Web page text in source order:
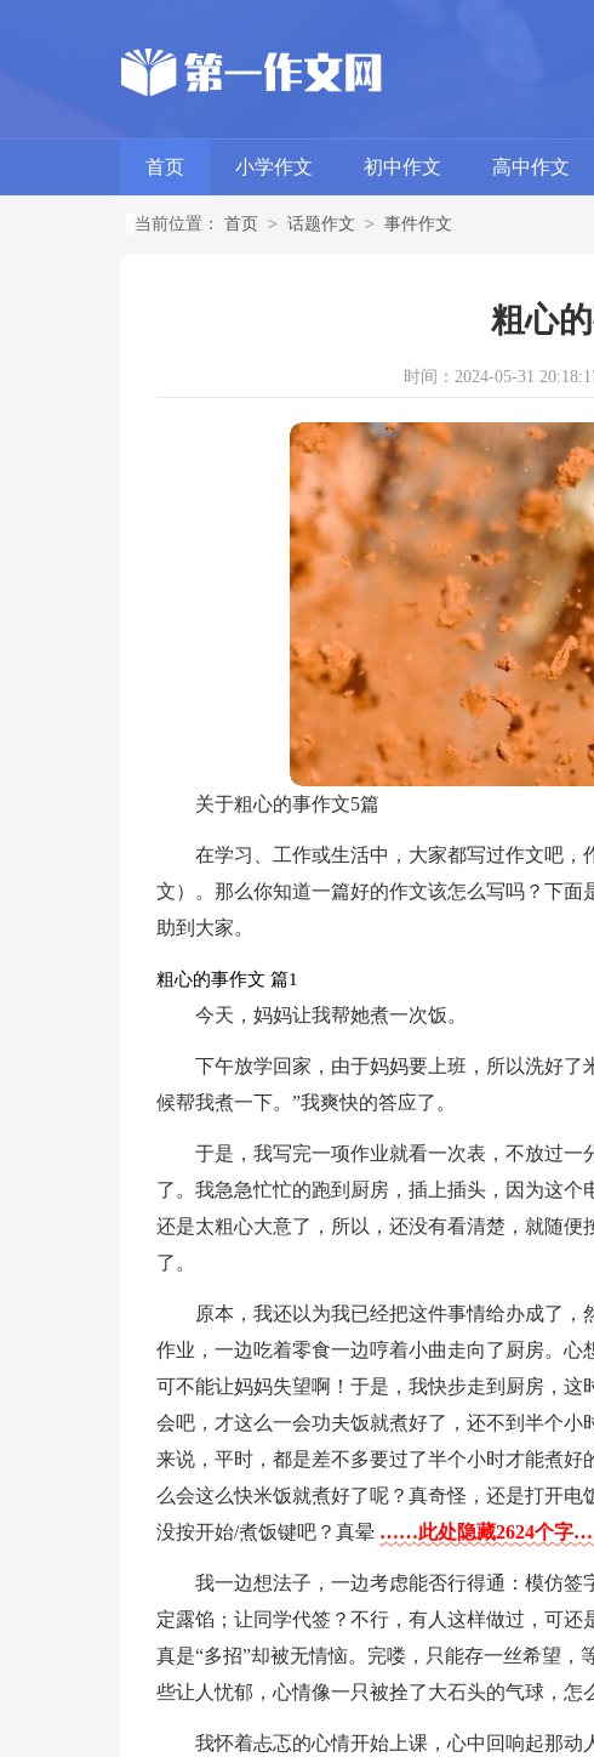
首页 小学作文 初中作文 高中作文
当前位置： 首页 > 话题作文 > 事件作文
粗心
时间：2024-05-31
关于粗心的事作文5篇
在学习、工作或生活中，大家都写过作文吧
文）。那么你知道一篇好的作文该怎么写吗？下
助到大家。
粗心的事作文 篇1
今天，妈妈让我帮她煮一次饭。
下午放学回家，由于妈妈要上班，所以洗好
候帮我煮一下。”我爽快的答应了。
于是，我写完一项作业就看一次表，不放过
了。我急急忙忙的跑到厨房，插上插头，因为这
还是太粗心大意了，所以，还没有看清楚，就随
了。
原本，我还以为我已经把这件事情给办成了
作业，一边吃着零食一边哼着小曲走向了厨房。
可不能让妈妈失望啊！于是，我快步走到厨房，
会吧，才这么一会功夫饭就煮好了，还不到半个
来说，平时，都是差不多要过了半个小时才能煮
么会这么快米饭就煮好了呢？真奇怪，还是打开
没按开始/煮饭键吧？真晕 ……此处隐藏2624个字
我一边想法子，一边考虑能否行得通：模仿签
定露馅；让同学代签？不行，有人这样做过，可
真是“多招”却被无情恼。完喽，只能存一丝希望，
些让人忧郁，心情像一只被拴了大石头的气球，怎
我怀着忐忑的心情开始上课，心中回响起那